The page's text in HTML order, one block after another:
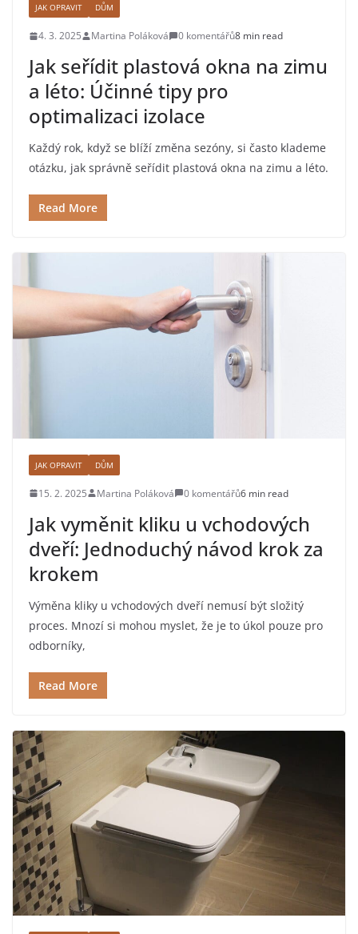
JAK OPRAVIT DŮM
4. 3. 2025 Martina Poláková 0 komentářů8 min read
Jak seřídit plastová okna na zimu
a léto: Účinné tipy pro
optimalizaci izolace
Každý rok, když se blíží změna sezóny, si často klademe
otázku, jak správně seřídit plastová okna na zimu a léto.
Read More
JAK OPRAVIT DŮM
15. 2. 2025 Martina Poláková 0 komentářů6 min read
Jak vyměnit kliku u vchodových
dveří: Jednoduchý návod krok za
krokem
Výměna kliky u vchodových dveří nemusí být složitý
proces. Mnozí si mohou myslet, že je to úkol pouze pro
odborníky,
Read More